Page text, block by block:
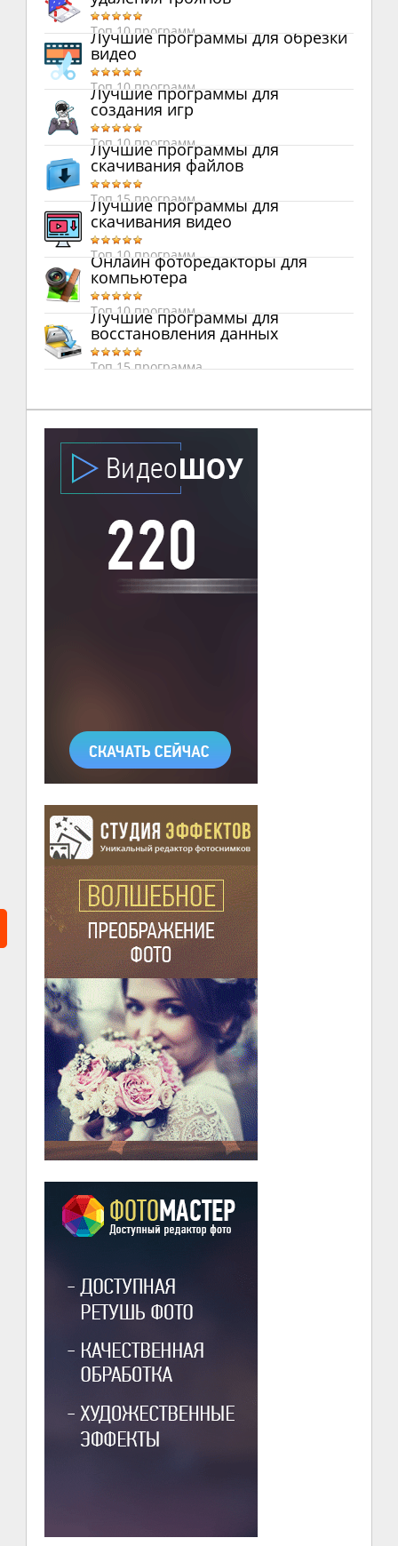
Топ 10 программ
Лучшие программы для обрезки
видео
Топ 10 программ
Лучшие программы для
создания игр
Топ 10 программ
Лучшие программы для
скачивания файлов
Топ 15 программ
Лучшие программы для
скачивания видео
Топ 10 программ
Онлайн фоторедакторы для
компьютера
Топ 10 программ
Лучшие программы для
восстановления данных
Топ 15 программа